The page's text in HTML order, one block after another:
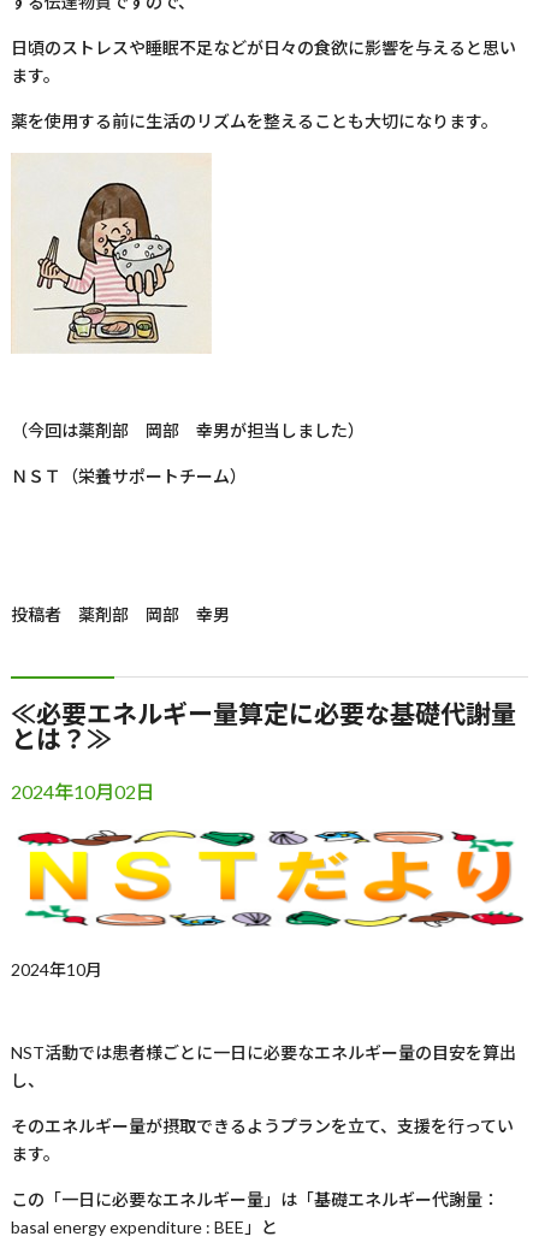
日頃のストレスや睡眠不足などが日々の食欲に影響を与えると思い
ます。
薬を使用する前に生活のリズムを整えることも大切になります。
（今回は薬剤部 岡部 幸男が担当しました）
ＮＳＴ（栄養サポートチーム）
投稿者薬剤部 岡部 幸男
≪必要エネルギー量算定に必要な基礎代謝量
とは？≫
2024年10月02日
2024年10月
NST活動では患者様ごとに一日に必要なエネルギー量の目安を算出
し、
そのエネルギー量が摂取できるようプランを立て、支援を行ってい
ます。
この「一日に必要なエネルギー量」は「基礎エネルギー代謝量：
basal energy expenditure : BEE」と